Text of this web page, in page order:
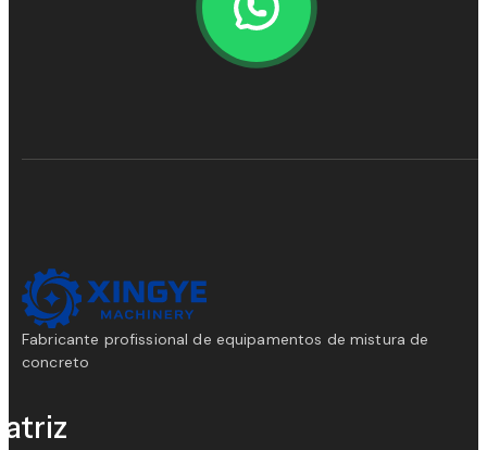
Fabricante profissional de equipamentos de mistura de
concreto